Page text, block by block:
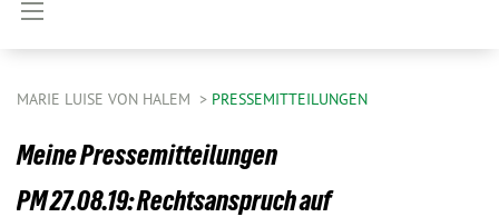
MARIE LUISE VON HALEM PRESSEMITTEILUNGEN
Meine Pressemitteilungen
PM 27.08.19: Rechtsanspruch auf